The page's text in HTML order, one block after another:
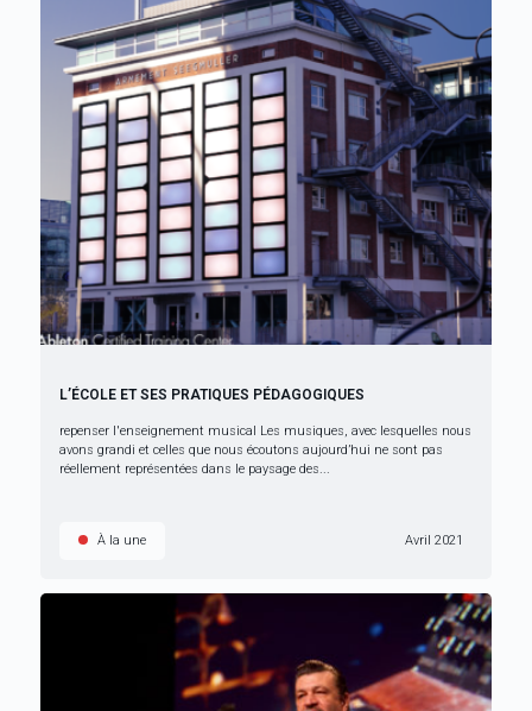
L’ÉCOLE ET SES PRATIQUES PÉDAGOGIQUES
repenser l'enseignement musical Les musiques, avec lesquelles nous
avons grandi et celles que nous écoutons aujourd’hui ne sont pas
réellement représentées dans le paysage des...
À la une Avril 2021